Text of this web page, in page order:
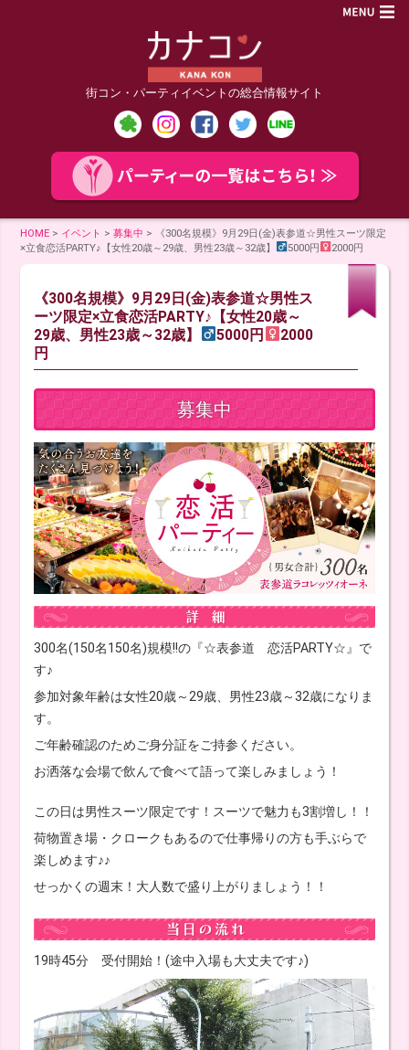
街コン・パーティイベントの総合情報サイト
HOME > イベント >募集中 >
《300名規模》9月29日(金)表参道☆男性スーツ限定
×立食恋活PARTY♪【女性20歳～29歳、男性23歳～32歳】
5000円 2000円
《300名規模》9月29日(金)表参道☆男性ス
ーツ限定×立食恋活PARTY♪【女性20歳～
29歳、男性23歳～32歳】
5000円
2000
円
募集中
300名(150名150名)規模!!の『☆表参道 恋活PARTY☆』で
す♪
参加対象年齢は女性20歳～29歳、男性23歳～32歳になりま
す。
ご年齢確認のためご身分証をご持参ください。
お洒落な会場で飲んで食べて語って楽しみましょう！
この日は男性スーツ限定です！スーツで魅力も3割増し！！
荷物置き場・クロークもあるので仕事帰りの方も手ぶらで
楽しめます♪♪
せっかくの週末！大人数で盛り上がりましょう！！
19時45分 受付開始！(途中入場も大丈夫です♪)